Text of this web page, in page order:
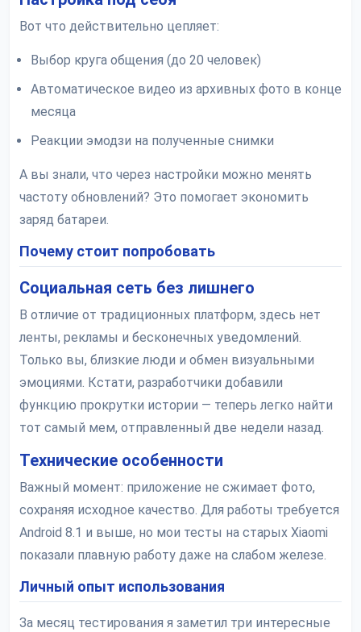
Вот что действительно цепляет:
Выбор круга общения (до 20 человек)
Автоматическое видео из архивных фото в конце
месяца
Реакции эмодзи на полученные снимки
А вы знали, что через настройки можно менять
частоту обновлений? Это помогает экономить
заряд батареи.
Почему стоит попробовать
Социальная сеть без лишнего
В отличие от традиционных платформ, здесь нет
ленты, рекламы и бесконечных уведомлений.
Только вы, близкие люди и обмен визуальными
эмоциями. Кстати, разработчики добавили
функцию прокрутки истории — теперь легко найти
тот самый мем, отправленный две недели назад.
Технические особенности
Важный момент: приложение не сжимает фото,
сохраняя исходное качество. Для работы требуется
Android 8.1 и выше, но мои тесты на старых Xiaomi
показали плавную работу даже на слабом железе.
Личный опыт использования
За месяц тестирования я заметил три интересные